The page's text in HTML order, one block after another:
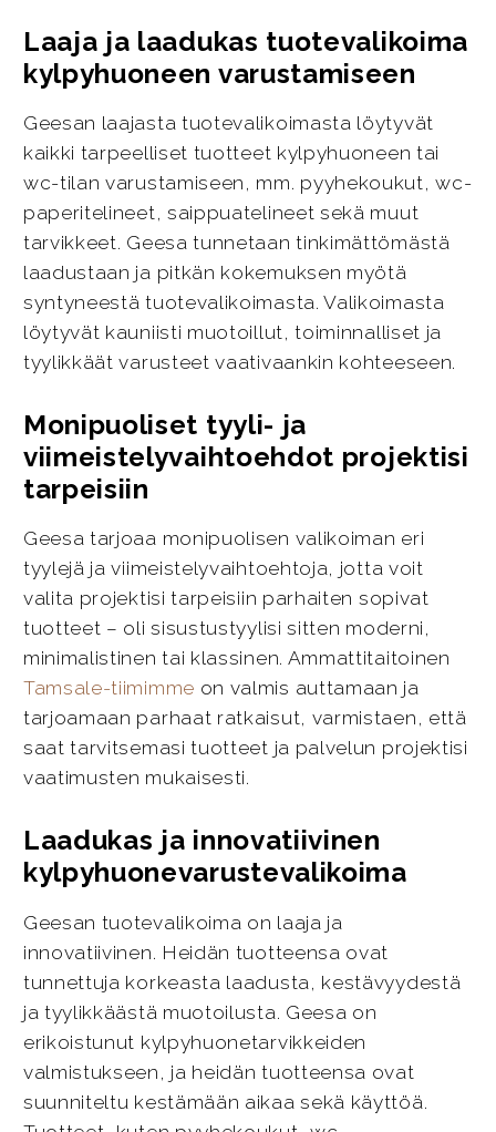
Laaja ja laadukas tuotevalikoima
kylpyhuoneen varustamiseen
Geesan laajasta tuotevalikoimasta löytyvät
kaikki tarpeelliset tuotteet kylpyhuoneen tai
wc-tilan varustamiseen, mm. pyyhekoukut, wc-
paperitelineet, saippuatelineet sekä muut
tarvikkeet. Geesa tunnetaan tinkimättömästä
laadustaan ja pitkän kokemuksen myötä
syntyneestä tuotevalikoimasta. Valikoimasta
löytyvät kauniisti muotoillut, toiminnalliset ja
tyylikkäät varusteet vaativaankin kohteeseen.
Monipuoliset tyyli- ja
viimeistelyvaihtoehdot projektisi
tarpeisiin
Geesa tarjoaa monipuolisen valikoiman eri
tyylejä ja viimeistelyvaihtoehtoja, jotta voit
valita projektisi tarpeisiin parhaiten sopivat
tuotteet – oli sisustustyylisi sitten moderni,
minimalistinen tai klassinen. Ammattitaitoinen
Tamsale-tiimimme on valmis auttamaan ja
tarjoamaan parhaat ratkaisut, varmistaen, että
saat tarvitsemasi tuotteet ja palvelun projektisi
vaatimusten mukaisesti.
Laadukas ja innovatiivinen
kylpyhuonevarustevalikoima
Geesan tuotevalikoima on laaja ja
innovatiivinen. Heidän tuotteensa ovat
tunnettuja korkeasta laadusta, kestävyydestä
ja tyylikkäästä muotoilusta. Geesa on
erikoistunut kylpyhuonetarvikkeiden
valmistukseen, ja heidän tuotteensa ovat
suunniteltu kestämään aikaa sekä käyttöä.